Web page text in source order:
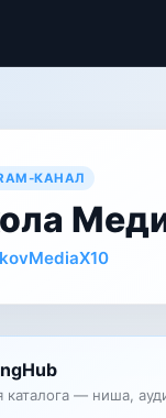
КАНАЛ
каталога — ниша,